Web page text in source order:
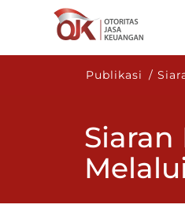
Publikasi /
Siaran